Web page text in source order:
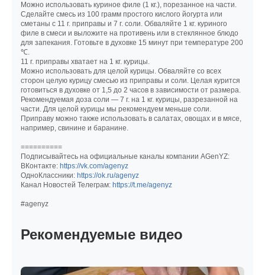
Можно использовать куриное филе (1 кг.), порезанное на части.
Сделайте смесь из 100 грамм простого кислого йогурта или
сметаны с 11 г. приправы и 7 г. соли. Обваляйте 1 кг. куриного
филе в смеси и выложите на противень или в стеклянное блюдо
для запекания. Готовьте в духовке 15 минут при температуре 200
℃.
11 г. приправы хватает на 1 кг. курицы.
Можно использовать для целой курицы. Обваляйте со всех
сторон целую курицу смесью из приправы и соли. Целая курится
готовиться в духовке от 1,5 до 2 часов в зависимости от размера.
Рекомендуемая доза соли — 7 г. на 1 кг. курицы, разрезанной на
части. Для целой курицы мы рекомендуем меньше соли.
Приправу можно также использовать в салатах, овощах и в мясе,
например, свинине и баранине.
==========
Подписывайтесь на официальные каналы компании AGenYZ:
ВКонтакте: https://vk.com/agenyz
ОдноКлассники: https://ok.ru/agenyz
Канал Новостей Телеграм: https://t.me/agenyz
#agenyz
Рекомендуемые видео